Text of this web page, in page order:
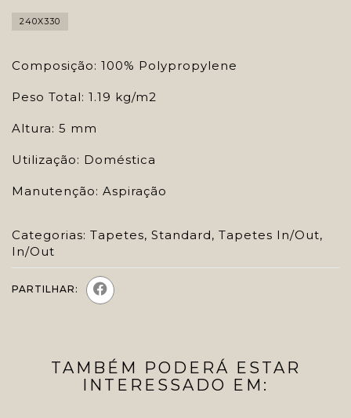
240X330
Composição: 100% Polypropylene
Peso Total: 1.19 kg/m2
Altura: 5 mm
Utilização: Doméstica
Manutenção: Aspiração
Categorias: Tapetes, Standard, Tapetes In/Out,
In/Out
PARTILHAR:
TAMBÉM PODERÁ ESTAR
INTERESSADO EM: